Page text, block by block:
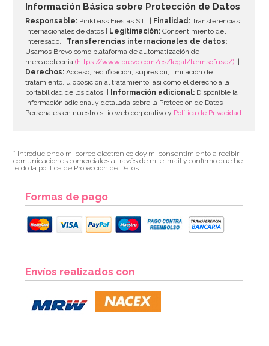
AÑADIR
Información Básica sobre Protección de Datos
Responsable: Pinkbass Fiestas S.L. | Finalidad: Transferencias
internacionales de datos |
Legitimación: Consentimiento del
interesado. | Transferencias internacionales de datos:
Usamos Brevo como plataforma de automatización de
mercadotecnia(https://www.brevo.com/es/legal/termsofuse/). |
Derechos: Acceso, rectificación, supresión, limitación de
tratamiento, u oposición al tratamiento, así como el derecho a la
portabilidad de los datos. |
Información adicional: Disponible la
información adicional y detallada sobre la Protección de Datos
Personales en nuestro sitio web corporativo y Política de Privacidad.
* Introduciendo mi correo electrónico doy mi consentimiento a recibir
comunicaciones comerciales a través de mi e-mail y confirmo que he
leído la política de Protección de Datos.
Formas de pago
Envíos realizados con